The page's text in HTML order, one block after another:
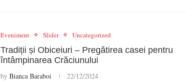
Eveniment Slider Uncategorized
Tradiții și Obiceiuri – Pregătirea casei pentru
întâmpinarea Crăciunului
by Bianca Baraboi 22/12/2024